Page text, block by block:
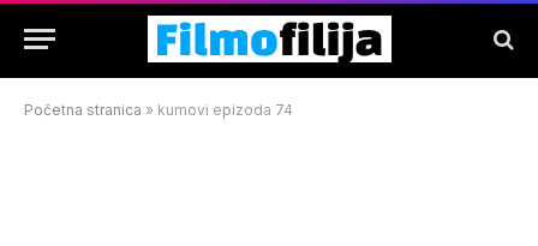
Početna stranica » kumovi epizoda 74